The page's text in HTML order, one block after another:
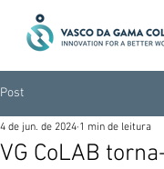
Post
VG CoLAB
4 de jun. de 2024 1 min de leitura